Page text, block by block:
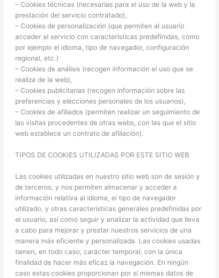
– Cookies técnicas (necesarias para el uso de la web y la
prestación del servicio contratado),
– Cookies de personalización (que permiten al usuario
acceder al servicio con características predefinidas, como
por ejemplo el idioma, tipo de navegador, configuración
regional, etc.)
– Cookies de análisis (recogen información el uso que se
realiza de la web),
– Cookies publicitarias (recogen información sobre las
preferencias y elecciones personales de los usuarios),
– Cookies de afiliados (permiten realizar un seguimiento de
las visitas procedentes de otras webs, con las que el sitio
web establece un contrato de afiliación).
TIPOS DE COOKIES UTILIZADAS POR ESTE SITIO WEB
Las cookies utilizadas en nuestro sitio web son de sesión y
de terceros, y nos permiten almacenar y acceder a
información relativa al idioma, el tipo de navegador
utilizado, y otras características generales predefinidas por
el usuario, así como seguir y analizar la actividad que lleva
a cabo para mejorar y prestar nuestros servicios de una
manera más eficiente y personalizada. Las cookies usadas
tienen, en todo caso, carácter temporal, con la única
finalidad de hacer más eficaz la navegación. En ningún
caso estas cookies proporcionan por sí mismas datos de